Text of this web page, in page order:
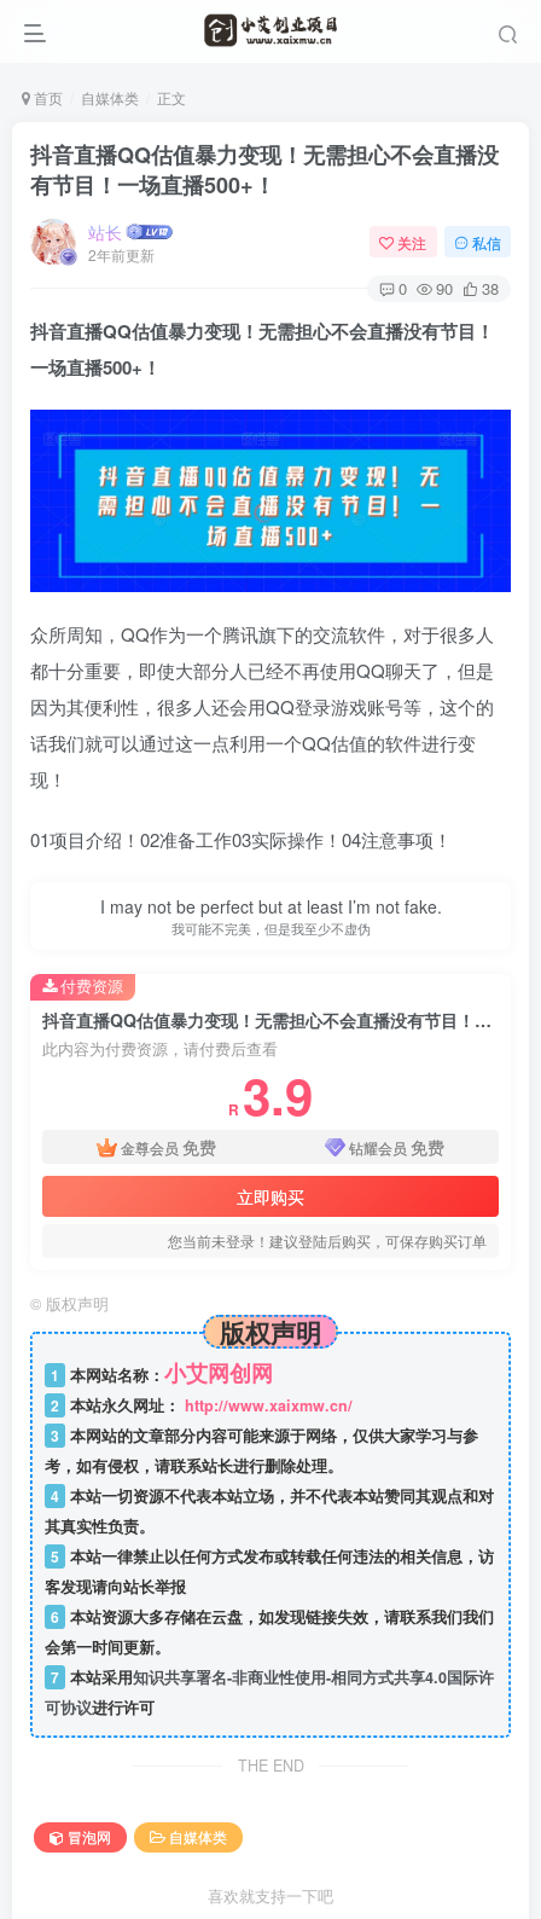
首页 自媒体类 正文
抖音直播QQ估值暴力变现！无需担心不会直播没
有节目！一场直播500+！
站长
2年前更新
关注 私信
0 90 38
抖音直播QQ估值暴力变现！无需担心不会直播没有节目！
一场直播500+！
众所周知，QQ作为一个腾讯旗下的交流软件，对于很多人
都十分重要，即使大部分人已经不再使用QQ聊天了，但是
因为其便利性，很多人还会用QQ登录游戏账号等，这个的
话我们就可以通过这一点利用一个QQ估值的软件进行变
现！
01项目介绍！02准备工作03实际操作！04注意事项！
I may not be perfect but at least I’m not fake.
我可能不完美，但是我至少不虚伪
抖音直播QQ估值暴力变现！无需担心不会直播没有节目！一场直播500+！
此内容为付费资源，请付费后查看
R 3.9
金尊会员 免费 钻耀会员 免费
立即购买
您当前未登录！建议登陆后购买，可保存购买订单
付费资源
© 版权声明
版权声明
1 本网站名称： 小艾网创网
2 本站永久网址： http://www.xaixmw.cn/
3 本网站的文章部分内容可能来源于网络，仅供大家学习与参
考，如有侵权，请联系站长进行删除处理。
4 本站一切资源不代表本站立场，并不代表本站赞同其观点和对
其真实性负责。
5 本站一律禁止以任何方式发布或转载任何违法的相关信息，访
客发现请向站长举报
6 本站资源大多存储在云盘，如发现链接失效，请联系我们我们
会第一时间更新。
7 本站采用知识共享署名-非商业性使用-相同方式共享4.0国际许
可协议进行许可
THE END
冒泡网 自媒体类
喜欢就支持一下吧